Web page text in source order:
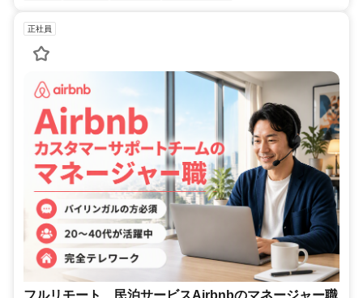
正社員
フルリモート 民泊サービスAirbnbのマネージャー職